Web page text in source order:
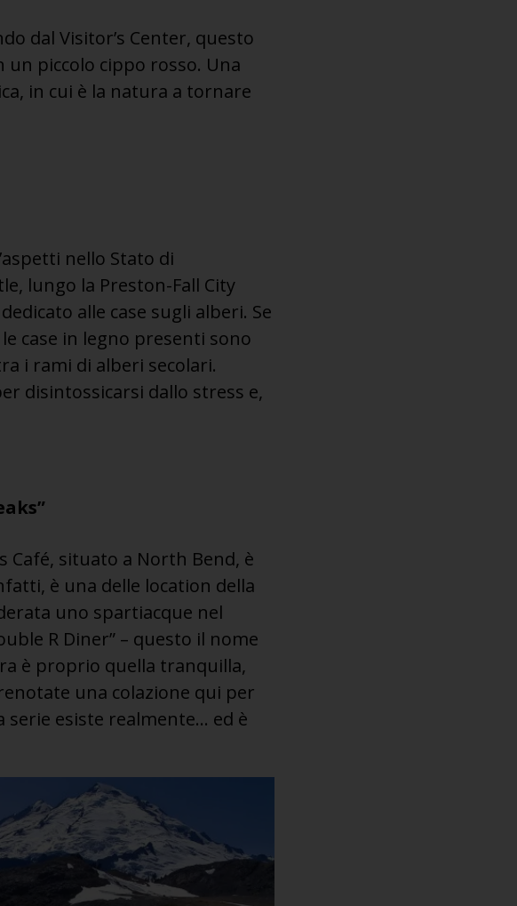
dal Visitor’s Center, questo
piccolo cippo rosso. Una
in cui è la natura a tornare
nello Stato di
lungo la Preston-Fall City
alle case sugli alberi. Se
case in legno presenti sono
i rami di alberi secolari.
disintossicarsi dallo stress e,
Café, situato a North Bend, è
è una delle location della
uno spartiacque nel
R Diner” – questo il nome
è proprio quella tranquilla,
una colazione qui per
serie esiste realmente… ed è